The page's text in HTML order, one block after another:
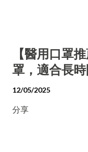
【醫用口罩
罩，適合長
12/05/2025
分享